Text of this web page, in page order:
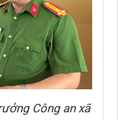
Công an xã